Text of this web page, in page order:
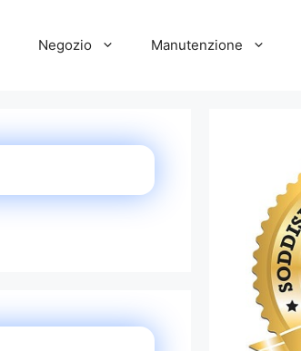
Negozio Manutenzione